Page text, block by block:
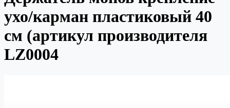
ухо/карман пластиковый 40
см (артикул производителя
LZ0004